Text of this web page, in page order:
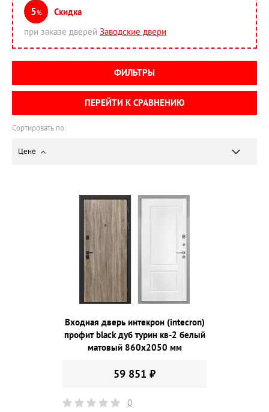
Сортировать по:
Цене
Входная дверь интекрон (intecron)
профит black дуб турин кв-2 белый
матовый 860х2050 мм
59 851 ₽
0
5%
Скидка
при заказе дверей Заводские двери
ФИЛЬТРЫ
ПЕРЕЙТИ К СРАВНЕНИЮ